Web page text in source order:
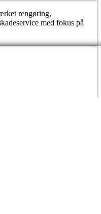
rengøring,
med fokus på